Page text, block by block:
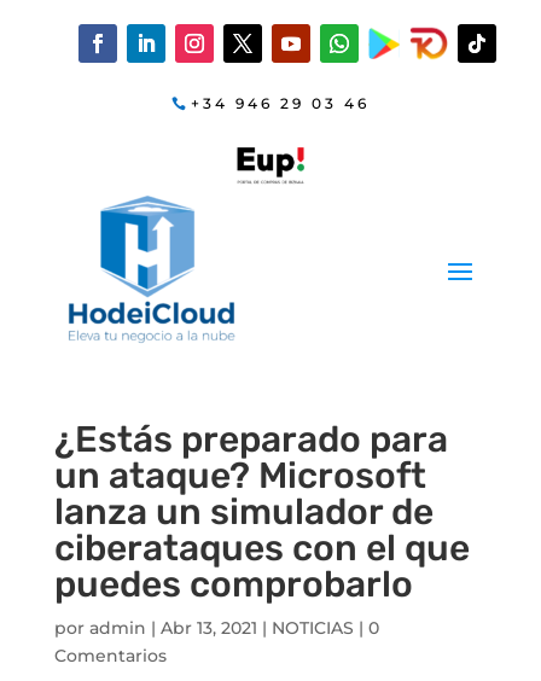
+34 946 29 03 46
¿Estás preparado para
un ataque? Microsoft
lanza un simulador de
ciberataques con el que
puedes comprobarlo
por admin | Abr 13, 2021 | NOTICIAS | 0
Comentarios